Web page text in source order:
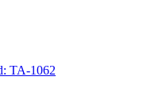
TA-1062